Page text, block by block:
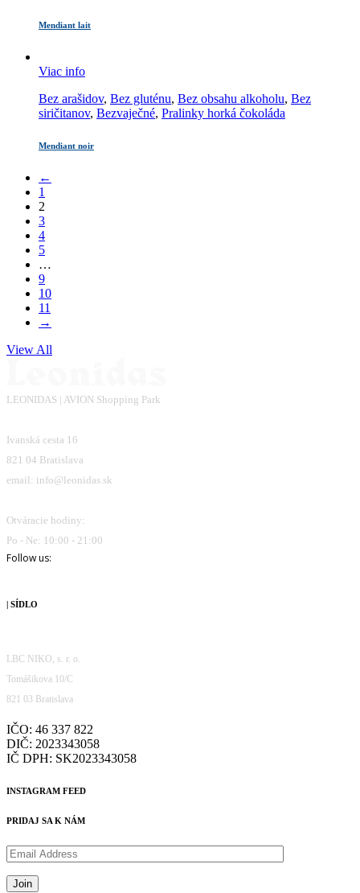
Mendiant lait
Viac info
Bez arašidov, Bez gluténu, Bez obsahu alkoholu, Bez
siričitanov, Bezvaječné, Pralinky horká čokoláda
Mendiant noir
←
1
2
3
4
5
…
9
10
11
→
View All
LEONIDAS | AVION Shopping Park
Ivanská cesta 16
821 04 Bratislava
email: info@leonidas.sk
Otváracie hodiny:
Po - Ne: 10:00 - 21:00
Follow us:
| SÍDLO
LBC NIKO, s. r. o.
Tomášikova 10/C
821 03 Bratislava
IČO: 46 337 822
DIČ: 2023343058
IČ DPH: SK2023343058
INSTAGRAM FEED
PRIDAJ SA K NÁM